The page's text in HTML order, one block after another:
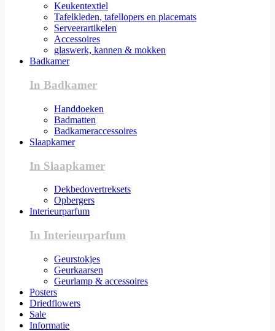
Keukentextiel
Tafelkleden, tafellopers en placemats
Serveerartikelen
Accessoires
glaswerk, kannen & mokken
Badkamer
In Badkamer
Handdoeken
Badmatten
Badkameraccessoires
Slaapkamer
In Slaapkamer
Dekbedovertreksets
Opbergers
Interieurparfum
In Interieurparfum
Geurstokjes
Geurkaarsen
Geurlamp & accessoires
Posters
Driedflowers
Sale
Informatie